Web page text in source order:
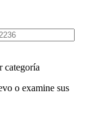
categoría
o examine sus